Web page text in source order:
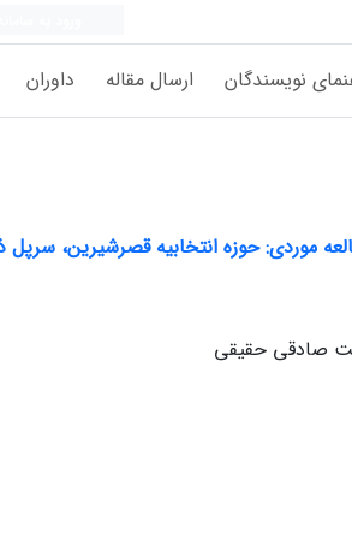
نویسندگان ارسال مقاله داوران
موردی: حوزه انتخابیه قصرشیرین،
صادقی حقیقی